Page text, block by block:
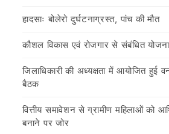
हादसाः बोलेरो दुर्घटनाग्रस्त, पांच की मौत
कौशल विकास एवं रोजगार से संबंधित
जिलाधिकारी की अध्यक्षता में आयोजित हुई
बैठक
वित्तीय समावेशन से ग्रामीण महिलाओं को
बनाने पर जोर